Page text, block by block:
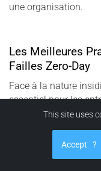
une organisation.
Les Meilleures
Failles Zero-Day
Face à la nature
essentiel pour les
proactives pour
seulement
correctifs mais aussi
profondeur qui
This site uses
Accept ?